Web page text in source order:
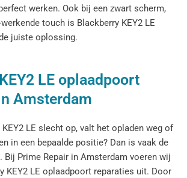
werken. Ook bij een zwart scherm,
touch is Blackberry KEY2 LE
juiste oplossing.
LE oplaadpoort
Amsterdam
LE slecht op, valt het opladen weg of
in een bepaalde positie? Dan is vaak de
Prime Repair in Amsterdam voeren wij
KEY2 LE oplaadpoort reparaties uit. Door